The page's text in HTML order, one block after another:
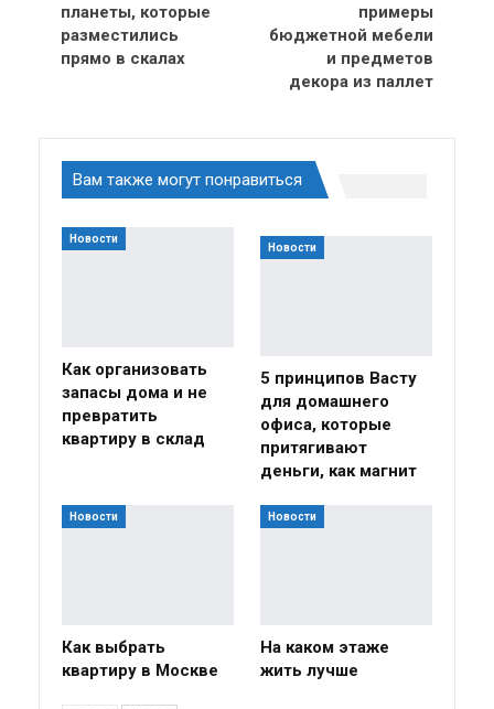
планеты, которые
разместились
прямо в скалах
примеры
бюджетной мебели
и предметов
декора из паллет
Вам также могут понравиться
Новости
Как организовать
запасы дома и не
превратить
квартиру в склад
Новости
5 принципов Васту
для домашнего
офиса, которые
притягивают
деньги, как магнит
Новости
Как выбрать
квартиру в Москве
Новости
На каком этаже
жить лучше